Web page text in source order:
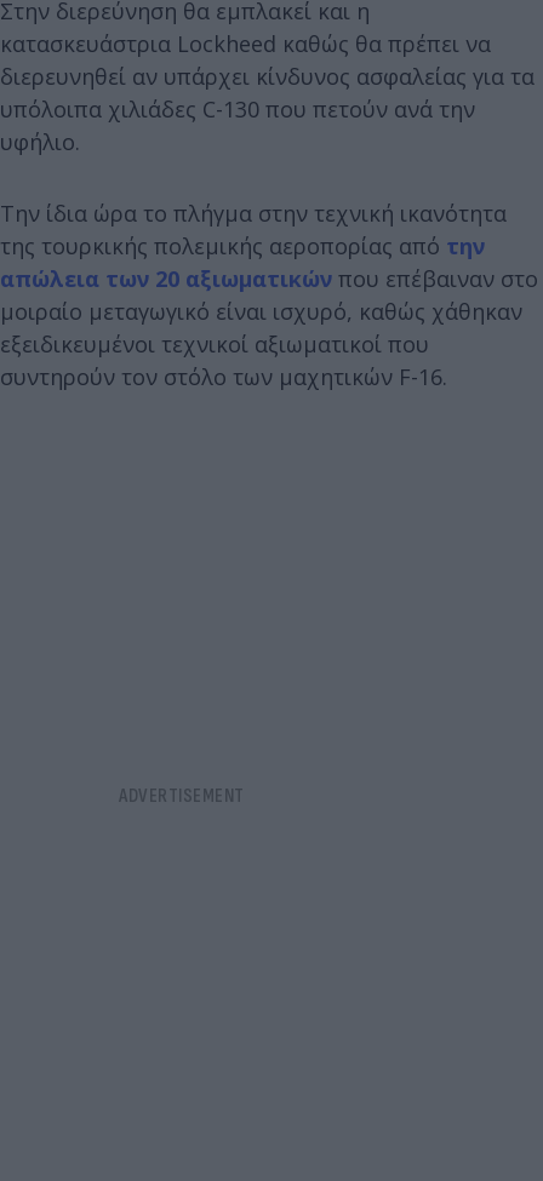
Στην διερεύνηση θα εμπλακεί και η
κατασκευάστρια Lockheed καθώς θα πρέπει να
διερευνηθεί αν υπάρχει κίνδυνος ασφαλείας για τα
υπόλοιπα χιλιάδες C-130 που πετούν ανά την
υφήλιο.
Την ίδια ώρα το πλήγμα στην τεχνική ικανότητα
της τουρκικής πολεμικής αεροπορίας από την
απώλεια των 20 αξιωματικών που επέβαιναν στο
μοιραίο μεταγωγικό είναι ισχυρό, καθώς χάθηκαν
εξειδικευμένοι τεχνικοί αξιωματικοί που
συντηρούν τον στόλο των μαχητικών F-16.